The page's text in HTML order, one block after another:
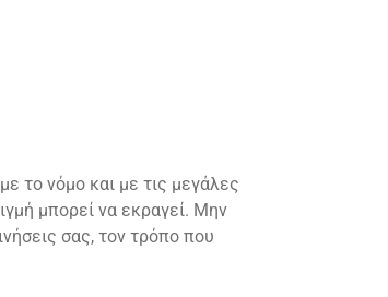
το νόμο και με τις μεγάλες
μπορεί να εκραγεί. Μην
σας, τον τρόπο που